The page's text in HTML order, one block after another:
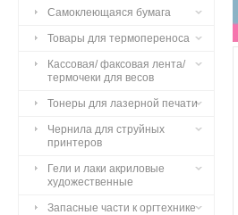
Самоклеющаяся бумага
Товары для термопереноса
Кассовая/ факсовая лента/
термочеки для весов
Тонеры для лазерной печати
Чернила для струйных
принтеров
Гели и лаки акриловые
художественные
Запасные части к оргтехнике